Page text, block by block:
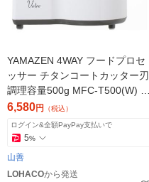
YAMAZEN 4WAY フードプロセ
ッサー チタンコートカッター刃
調理容量500g MFC-T500(W) 1
台
6,580円 （税込）
ログイン&全額PayPay支払いで
5%
山善
LOHACOから発送